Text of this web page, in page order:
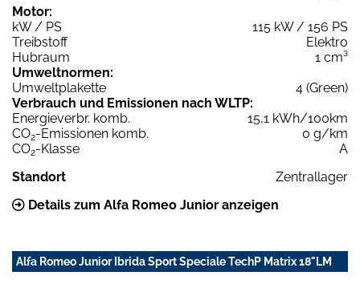
Motor:
kW / PS
115 kW / 156 PS
Treibstoff
Elektro
Hubraum
1 cm³
Umweltnormen:
Umweltplakette
4 (Green)
Verbrauch und Emissionen nach WLTP:
Energieverbr. komb.
15,1 kWh/100km
CO2-Emissionen komb.
0 g/km
CO2-Klasse
A
Standort
Zentrallager
Details zum Alfa Romeo Junior anzeigen
Alfa Romeo Junior Ibrida Sport Speciale TechP Matrix 18"LM